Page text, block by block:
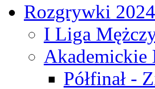
Rozgrywki
I Liga
Akademickie
Półfinał -